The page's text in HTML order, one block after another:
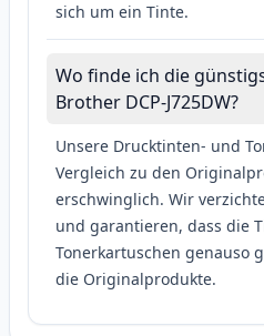
sich um ein Tinte.
Wo finde ich die
Brother DCP-J725DW?
Unsere Drucktinten- und
Vergleich zu den
erschwinglich. Wir
und garantieren, dass die
Tonerkartuschen genauso
die Originalprodukte.